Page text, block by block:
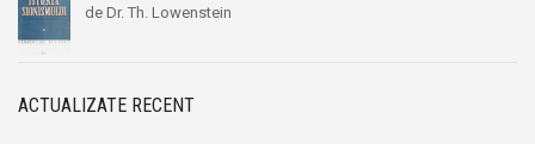
de Dr. Th. Lowenstein
ACTUALIZATE RECENT